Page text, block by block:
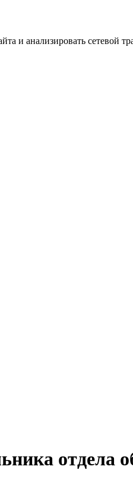
и анализировать сетевой
отдела